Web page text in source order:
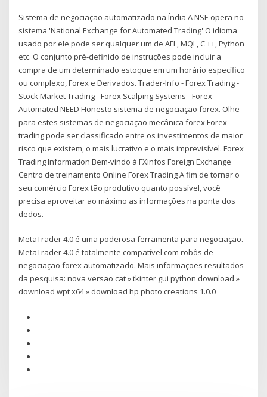
Sistema de negociação automatizado na Índia A NSE opera no
sistema 'National Exchange for Automated Trading' O idioma
usado por ele pode ser qualquer um de AFL, MQL, C ++, Python
etc. O conjunto pré-definido de instruções pode incluir a
compra de um determinado estoque em um horário específico
ou complexo, Forex e Derivados. Trader-Info - Forex Trading -
Stock Market Trading - Forex Scalping Systems - Forex
Automated NEED Honesto sistema de negociação forex. Olhe
para estes sistemas de negociação mecânica forex Forex
trading pode ser classificado entre os investimentos de maior
risco que existem, o mais lucrativo e o mais imprevisível. Forex
Trading Information Bem-vindo à FXinfos Foreign Exchange
Centro de treinamento Online Forex Trading A fim de tornar o
seu comércio Forex tão produtivo quanto possível, você
precisa aproveitar ao máximo as informações na ponta dos
dedos.
MetaTrader 4.0 é uma poderosa ferramenta para negociação.
MetaTrader 4.0 é totalmente compatível com robôs de
negociação forex automatizado. Mais informações resultados
da pesquisa: nova versao cat » tkinter gui python download »
download wpt x64 » download hp photo creations 1.0.0